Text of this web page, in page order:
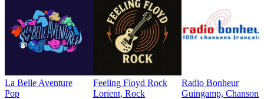
La Belle Aventure
Pop
Feeling Floyd Rock
Lorient, Rock
Radio Bonheur
Guingamp,